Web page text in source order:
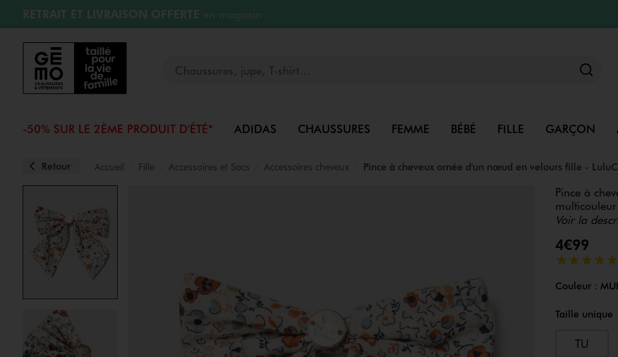
Aller au contenu principal
Aller à la navigation
RETRAIT ET LIVRAISON OFFERTE en magasin
RÉSERVATION GRATUITE4h en magasin
Retours OFFERTSpendant 30 jours
LIVRAISON OFFERTE
-50% SUR LE 2ÈME PRODUIT D'ÉTÉ* ADIDAS CHAUSSURES FEMME BÉBÉ FILLE GARÇON
Retour Accueil Fille Accessoires et Sacs Accessoires cheveux Pince à cheveux ornée d'un nœud en velours fille -
Pince à
multicouleur
Voir la
4€99
5/5 de
Couleur
Couleur :
Taille unique
TU